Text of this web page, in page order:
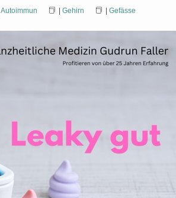
Autoimmun | Gehirn | Gefässe